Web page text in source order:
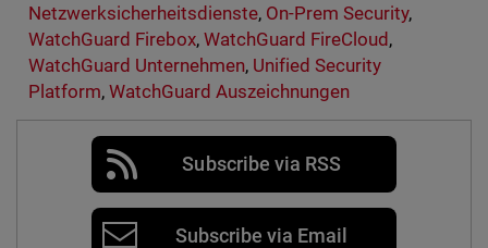
Netzwerksicherheitsdienste, On-Prem Security,
WatchGuard Firebox, WatchGuard FireCloud,
WatchGuard Unternehmen, Unified Security
Platform, WatchGuard Auszeichnungen
Subscribe via RSS
Subscribe via Email